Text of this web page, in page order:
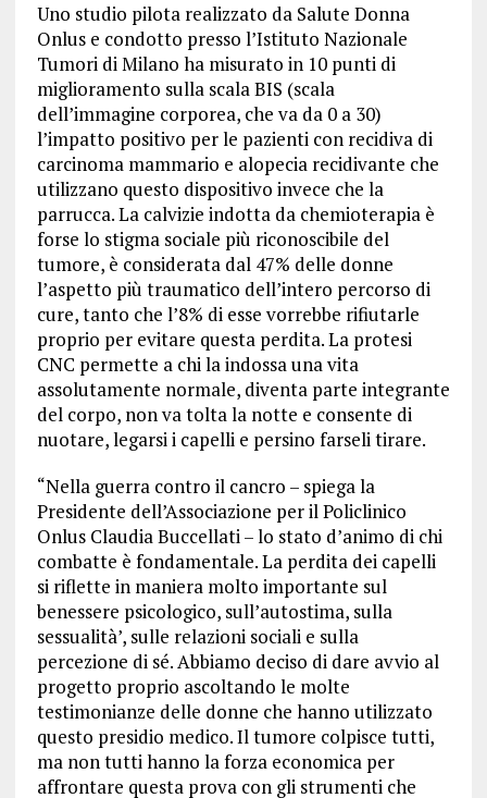
Uno studio pilota realizzato da Salute Donna
Onlus e condotto presso l’Istituto Nazionale
Tumori di Milano ha misurato in 10 punti di
miglioramento sulla scala BIS (scala
dell’immagine corporea, che va da 0 a 30)
l’impatto positivo per le pazienti con recidiva di
carcinoma mammario e alopecia recidivante che
utilizzano questo dispositivo invece che la
parrucca. La calvizie indotta da chemioterapia è
forse lo stigma sociale più riconoscibile del
tumore, è considerata dal 47% delle donne
l’aspetto più traumatico dell’intero percorso di
cure, tanto che l’8% di esse vorrebbe rifiutarle
proprio per evitare questa perdita. La protesi
CNC permette a chi la indossa una vita
assolutamente normale, diventa parte integrante
del corpo, non va tolta la notte e consente di
nuotare, legarsi i capelli e persino farseli tirare.
“Nella guerra contro il cancro – spiega la
Presidente dell’Associazione per il Policlinico
Onlus Claudia Buccellati – lo stato d’animo di chi
combatte è fondamentale. La perdita dei capelli
si riflette in maniera molto importante sul
benessere psicologico, sull’autostima, sulla
sessualità’, sulle relazioni sociali e sulla
percezione di sé. Abbiamo deciso di dare avvio al
progetto proprio ascoltando le molte
testimonianze delle donne che hanno utilizzato
questo presidio medico. Il tumore colpisce tutti,
ma non tutti hanno la forza economica per
affrontare questa prova con gli strumenti che